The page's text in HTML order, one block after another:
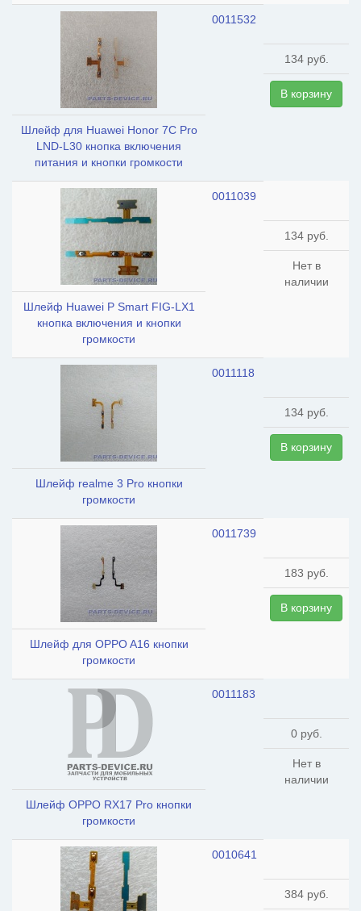
Шлейф для Huawei Honor 7C Pro
LND-L30 кнопка включения
питания и кнопки громкости
0011532
134 руб.
В корзину
Шлейф Huawei P Smart FIG-LX1
кнопка включения и кнопки
громкости
0011039
134 руб.
Нет в
наличии
Шлейф realme 3 Pro кнопки
громкости
0011118
134 руб.
В корзину
Шлейф для OPPO A16 кнопки
громкости
0011739
183 руб.
В корзину
Шлейф OPPO RX17 Pro кнопки
громкости
0011183
0 руб.
Нет в
наличии
0010641
384 руб.